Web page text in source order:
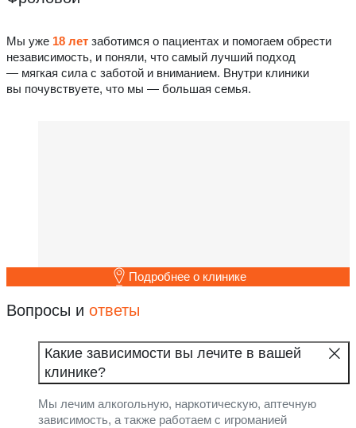
Мы уже 18 лет заботимся о пациентах и помогаем обрести
независимость, и поняли, что самый лучший подход
— мягкая сила с заботой и вниманием. Внутри клиники
вы почувствуете, что мы — большая семья.
Подробнее о клинике
Вопросы и ответы
Какие зависимости вы лечите в вашей
клинике?
Мы лечим алкогольную, наркотическую, аптечную
зависимость, а также работаем с игроманией